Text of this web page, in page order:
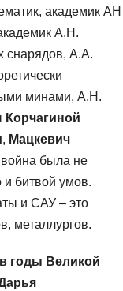
академик АН
А.Н.
снарядов, А.А.
минами, А.Н.
Корчагиной
, Мацкевич
была не
и битвой умов.
и САУ – это
металлургов.
годы Великой